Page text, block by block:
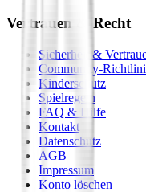
Vertrauen & Recht
Sicherheit &
Community-
Kinderschutz
Spielregeln
FAQ & Hilfe
Kontakt
Datenschutz
AGB
Impressum
Konto löschen